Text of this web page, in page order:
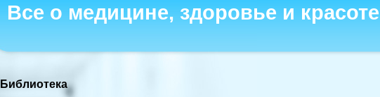
Все о медицине, здоровье и красоте
Библиотека